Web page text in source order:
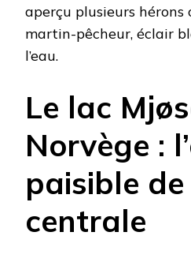
aperçu plusieurs hérons
martin-pêcheur, éclair
l’eau.
Le lac
Norvège :
paisible
centrale